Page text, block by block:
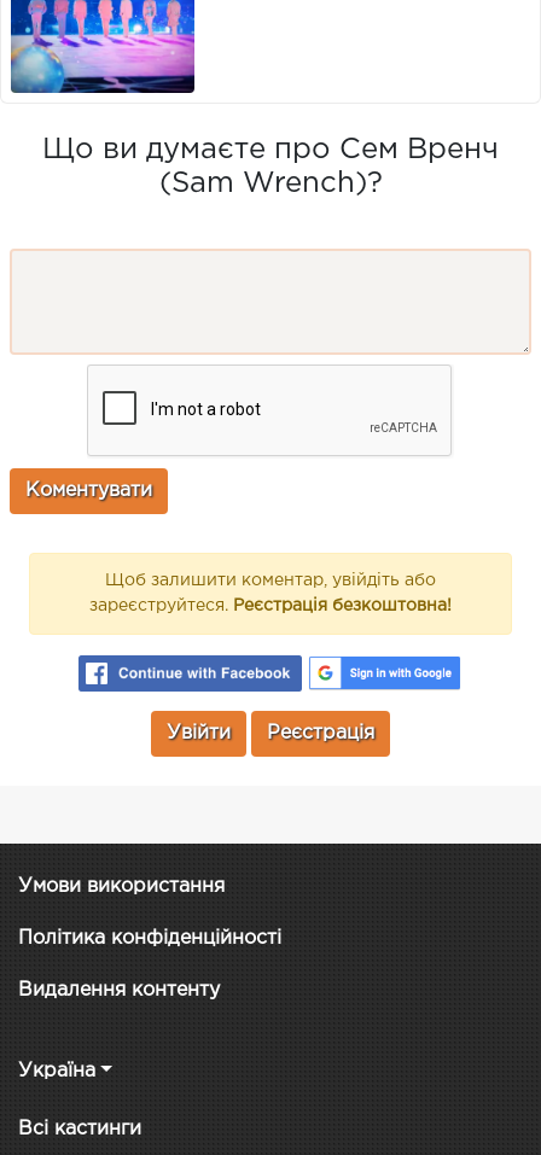
Що ви думаєте про Сем Вренч
(Sam Wrench)?
Щоб залишити коментар, увійдіть або
зареєструйтеся. Реєстрація безкоштовна!
Увійти Реєстрація
Умови використання
Політика конфіденційності
Видалення контенту
Україна
Всі кастинги